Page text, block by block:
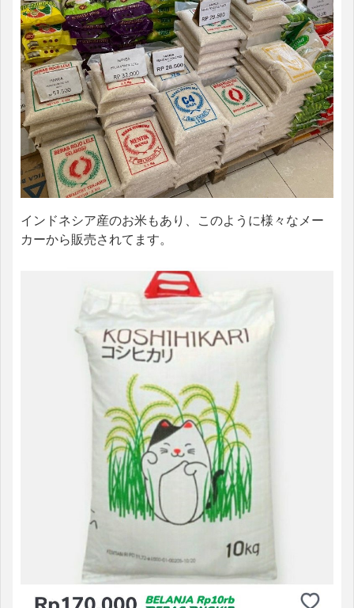
インドネシア産のお米もあり、このように様々なメー
カーから販売されてます。